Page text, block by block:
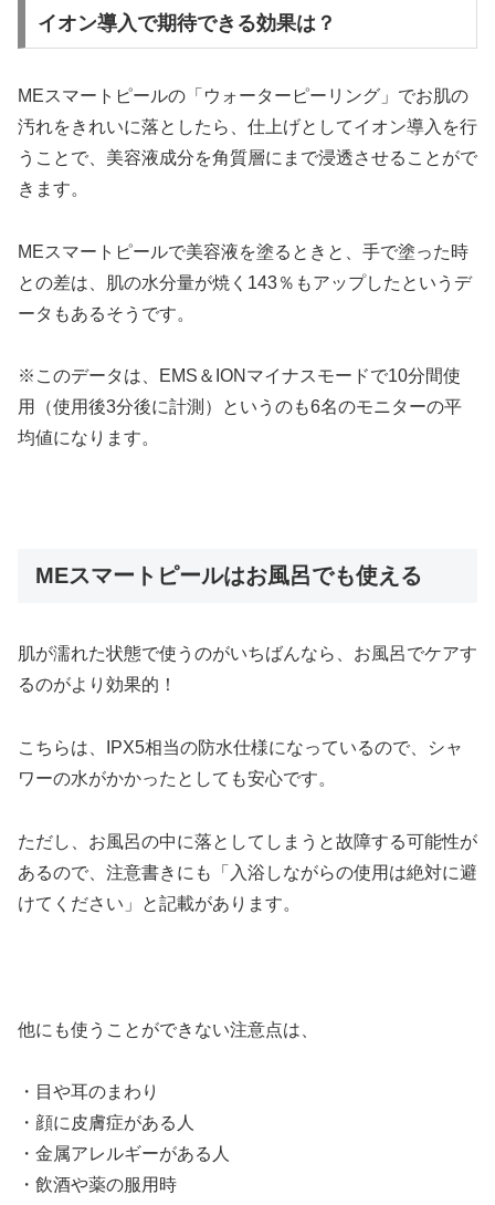
イオン導入で期待できる効果は？
MEスマートピールの「ウォーターピーリング」でお肌の
汚れをきれいに落としたら、仕上げとしてイオン導入を行
うことで、美容液成分を角質層にまで浸透させることがで
きます。
MEスマートピールで美容液を塗るときと、手で塗った時
との差は、肌の水分量が焼く143％もアップしたというデ
ータもあるそうです。
※このデータは、EMS＆IONマイナスモードで10分間使
用（使用後3分後に計測）というのも6名のモニターの平
均値になります。
MEスマートピールはお風呂でも使える
肌が濡れた状態で使うのがいちばんなら、お風呂でケアす
るのがより効果的！
こちらは、IPX5相当の防水仕様になっているので、シャ
ワーの水がかかったとしても安心です。
ただし、お風呂の中に落としてしまうと故障する可能性が
あるので、注意書きにも「入浴しながらの使用は絶対に避
けてください」と記載があります。
他にも使うことができない注意点は、
・目や耳のまわり
・顔に皮膚症がある人
・金属アレルギーがある人
・飲酒や薬の服用時